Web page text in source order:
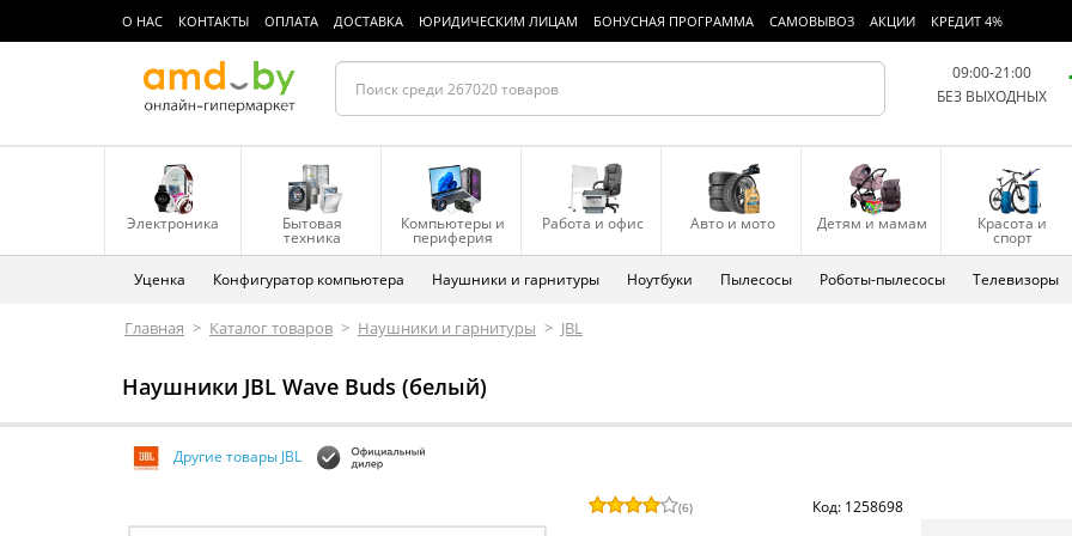
О НАС КОНТАКТЫ ОПЛАТА ДОСТАВКА ЮРИДИЧЕСКИМ ЛИЦАМ БОНУСНАЯ ПРОГРАММА САМОВЫВОЗ АКЦИИ КРЕДИТ 4%
09:00-21:00
БЕЗ ВЫХОДНЫХ
Электроника Бытовая
техника
Компьютеры и
периферия
Работа и офис Авто и мото Детям и мамам Красота и
спорт
Уценка Конфигуратор компьютера Наушники и гарнитуры Ноутбуки Пылесосы Роботы-пылесосы Телевизоры
Главная > Каталог товаров > Наушники и гарнитуры > JBL
Наушники JBL Wave Buds (белый)
Другие товары JBL
(6) Код: 1258698